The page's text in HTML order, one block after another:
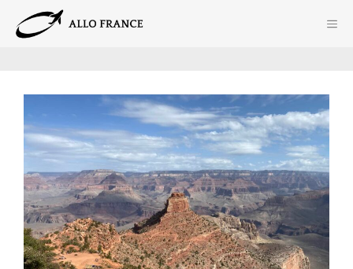
contenu